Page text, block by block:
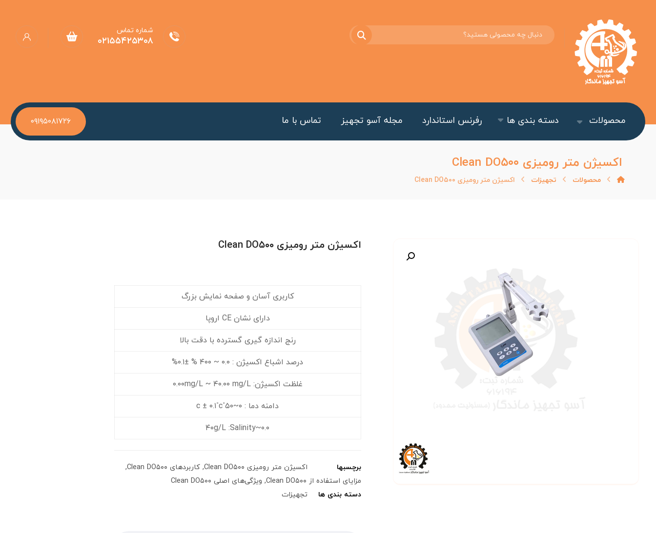
شماره تماس
۰۲۱۵۵۴۲۵۳۰۸
محصولات دسته بندی ها رفرنس استاندارد مجله آسو تجهیز تماس با ما ۰۹۱۹۵۰۸۱۷۲۶
اکسیژن متر رومیزی Clean DO۵۰۰
محصولات تجهیزات اکسیژن متر رومیزی Clean DO۵۰۰
اکسیژن متر رومیزی Clean DO۵۰۰
کاربری آسان و صفحه نمایش بزرگ
دارای نشان CE اروپا
رنج اندازه گیری گسترده با دقت بالا
درصد اشباع اکسیژن : ۰.۰ ~ ۴۰۰ % ±۰.۱%
غلظت اکسیژن: ۰.۰۰mg/L ~ ۴۰.۰۰ mg/L
دامنه دما : ۰~۵۰˚c ± ۰.۱˚c
۰.۰~۴۰g/L :Salinity
برچسبها اکسیژن متر رومیزی Clean DO۵۰۰ ,کاربردهای Clean DO۵۰۰
,
مزایای استفاده از Clean DO۵۰۰
, ویژگی‌های اصلی Clean DO۵۰۰
دسته بندی ها
تجهیزات